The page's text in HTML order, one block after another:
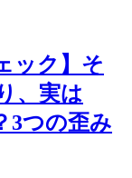
ック】そ
、実は
3つの歪み